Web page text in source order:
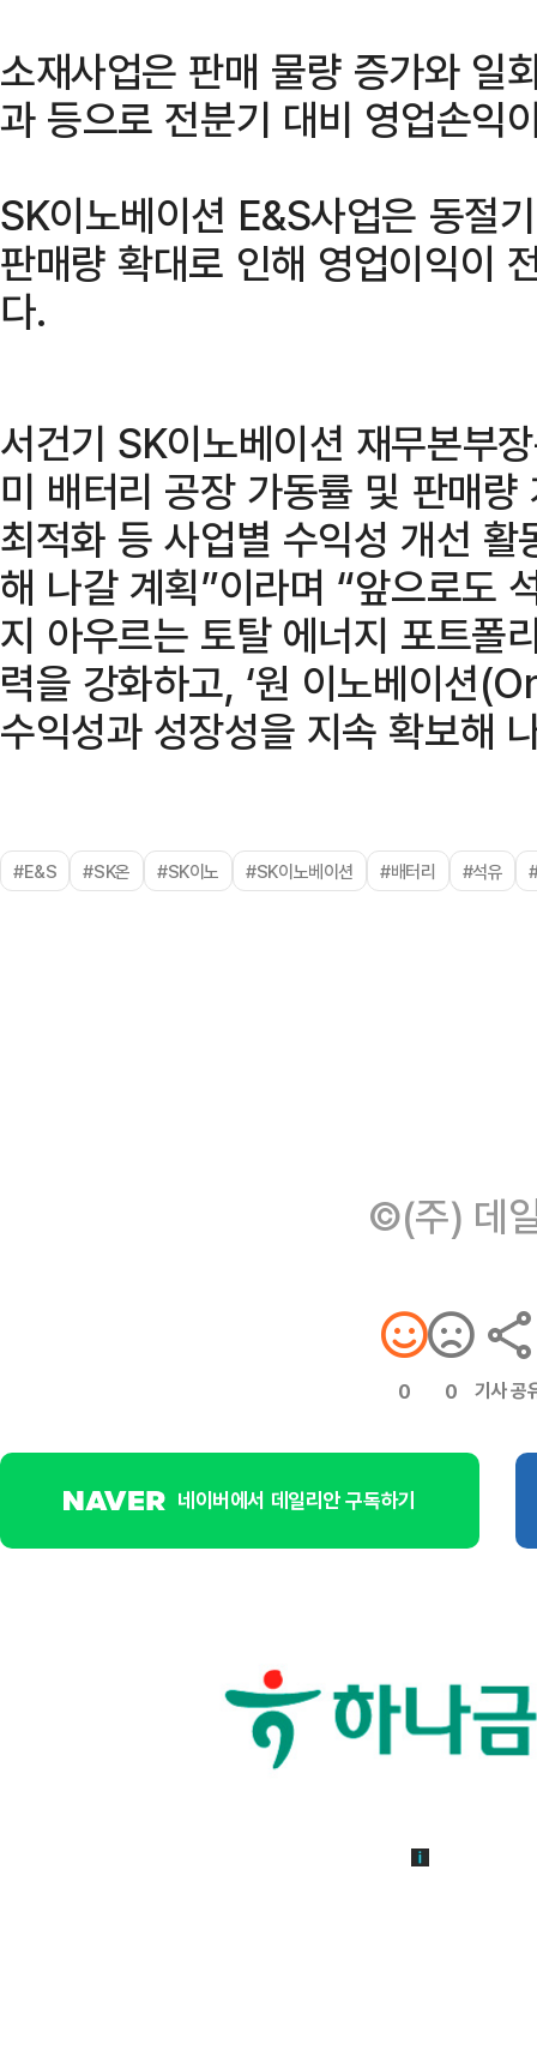
소재사업은 판매 물량 증가와 일
과 등으로 전분기 대비 영업손익
SK이노베이션 E&S사업은 동절
판매량 확대로 인해 영업이익이
다.
서건기 SK이노베이션 재무본부
미 배터리 공장 가동률 및 판매
최적화 등 사업별 수익성 개선
해 나갈 계획”이라며 “앞으로도
지 아우르는 토탈 에너지 포트폴
력을 강화하고, ‘원 이노베이션
수익성과 성장성을 지속 확보해
#E&S #SK온 #SK이노 #SK이노베이션 #배터리 #석유
©(주) 데
0 0 기사 공
네이버에서 데일리안 구독하기